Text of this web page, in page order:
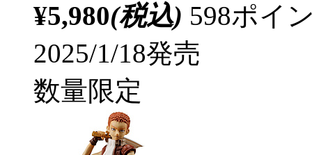
¥5,980(税込) 598ポイ
2025/1/18発売
数量限定